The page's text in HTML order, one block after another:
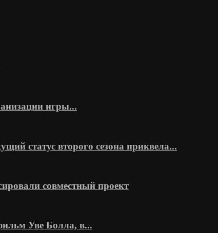
игры...
статус второго сезона приквела...
совместный проект
Уве Болла, в...